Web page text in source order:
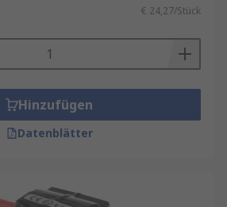
€ 24,27/Stück
Hinzufügen
Datenblätter